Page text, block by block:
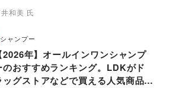
和美 氏
シャンプー
2026年】オールインワンシャンプ
のおすすめランキング。LDKがド
ッグストアなどで買える人気商品を